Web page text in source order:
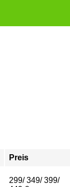
Preis
299/ 349/ 399/